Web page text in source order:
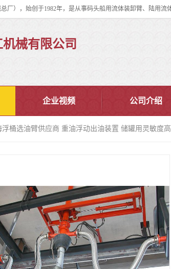
械有限公司
企业视频 公司介绍
浮桶选油臂供应商 重油浮动出油装置 储罐用灵敏度高